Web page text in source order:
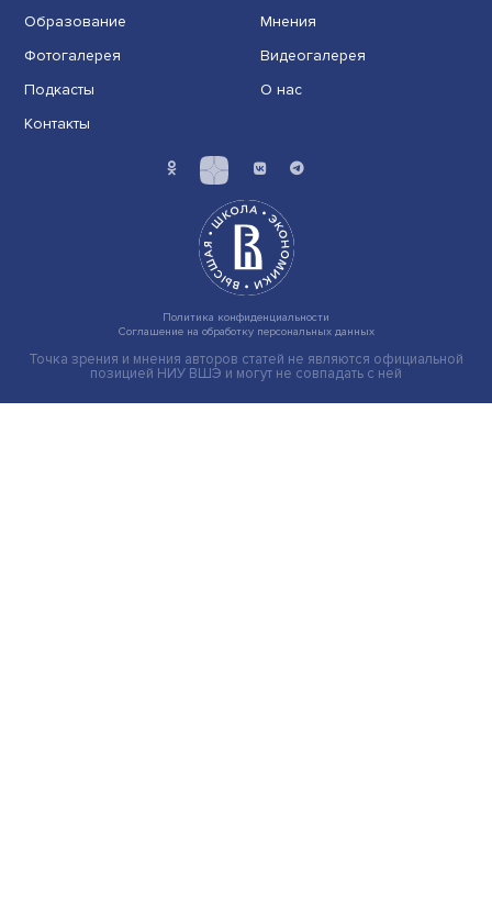
Платформенная занятость: временный выбор или
формат работы